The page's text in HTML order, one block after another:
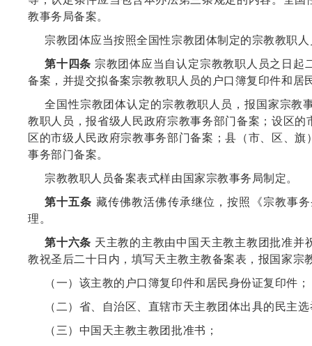
教事务局备案。
宗教团体应当按照全国性宗教团体制定的宗教教职
第十四条 宗教团体应当自认定宗教教职人员之日
备案，并提交拟备案宗教教职人员的户口簿复印件和居
全国性宗教团体认定的宗教教职人员，报国家宗教
教职人员，报省级人民政府宗教事务部门备案；设区
区的市级人民政府宗教事务部门备案；县（市、区、
事务部门备案。
宗教教职人员备案表式样由国家宗教事务局制定。
第十五条 藏传佛教活佛传承继位，按照《宗教事
理。
第十六条 天主教的主教由中国天主教主教团批准
教祝圣后二十日内，填写天主教主教备案表，报国家宗
（一）该主教的户口簿复印件和居民身份证复印件；
（二）省、自治区、直辖市天主教团体出具的民主
（三）中国天主教主教团批准书；